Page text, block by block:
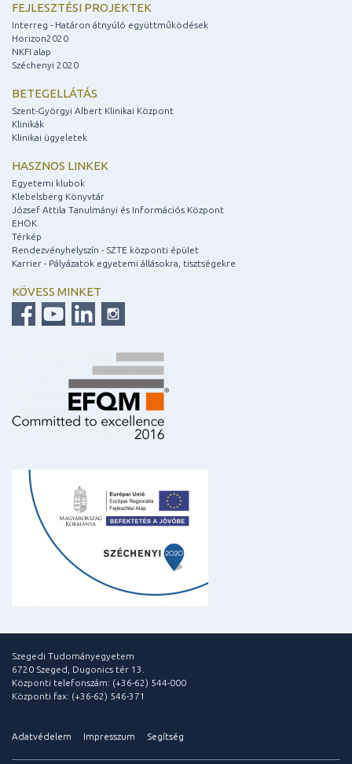
FEJLESZTÉSI PROJEKTEK
Interreg - Határon átnyúló együttműködések
Horizon2020
NKFI alap
Széchenyi 2020
BETEGELLÁTÁS
Szent-Györgyi Albert Klinikai Központ
Klinikák
Klinikai ügyeletek
HASZNOS LINKEK
Egyetemi klubok
Klebelsberg Könyvtár
József Attila Tanulmányi és Információs Központ
EHÖK
Térkép
Rendezvényhelyszín - SZTE központi épület
Karrier - Pályázatok egyetemi állásokra, tisztségekre
KÖVESS MINKET
Szegedi Tudományegyetem
6720 Szeged, Dugonics tér 13.
Központi telefonszám: (+36-62) 544-000
Központi fax: (+36-62) 546-371
Adatvédelem Impresszum Segítség